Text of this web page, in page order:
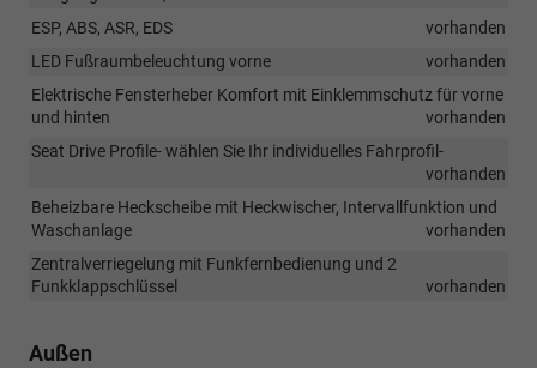
ESP, ABS, ASR, EDS
vorhanden
LED Fußraumbeleuchtung vorne
vorhanden
Elektrische Fensterheber Komfort mit Einklemmschutz für vorne
und hinten
vorhanden
Seat Drive Profile- wählen Sie Ihr individuelles Fahrprofil-
vorhanden
Beheizbare Heckscheibe mit Heckwischer, Intervallfunktion und
Waschanlage
vorhanden
Zentralverriegelung mit Funkfernbedienung und 2
Funkklappschlüssel
vorhanden
Außen